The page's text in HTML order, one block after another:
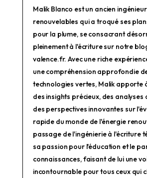
Malik Blanco est un ancien
renouvelables qui a troqué ses
pour la plume, se consacrant
pleinement à l'écriture sur notre
valence.fr. Avec une riche
une compréhension approfondie
technologies vertes, Malik apporte
des insights précieux, des analyses
des perspectives innovantes sur
rapide du monde de l'énergie
passage de l'ingénierie à l'écriture
sa passion pour l'éducation et le
connaissances, faisant de lui une
incontournable pour tous ceux qui